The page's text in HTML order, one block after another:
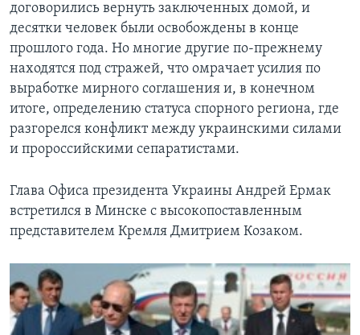
договорились вернуть заключенных домой, и
десятки человек были освобождены в конце
прошлого года. Но многие другие по-прежнему
находятся под стражей, что омрачает усилия по
выработке мирного соглашения и, в конечном
итоге, определению статуса спорного региона, где
разгорелся конфликт между украинскими силами
и пророссийскими сепаратистами.
Глава Офиса президента Украины Андрей Ермак
встретился в Минске с высокопоставленным
представителем Кремля Дмитрием Козаком.